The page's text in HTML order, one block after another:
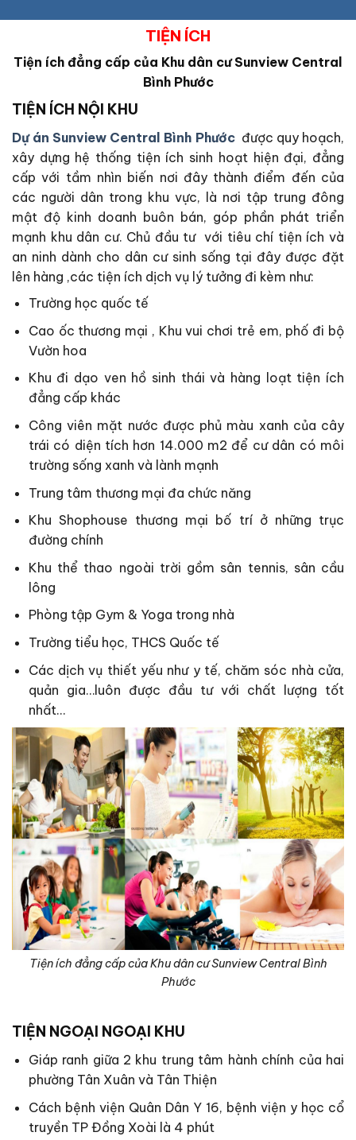
TIỆN ÍCH
Tiện ích đẳng cấp của Khu dân cưSunview Central
Bình Phước
TIỆN ÍCH NỘI KHU
Dự án Sunview Central Bình Phước được quy hoạch,
xây dựng hệ thống tiện ích sinh hoạt hiện đại, đẳng
cấp với tầm nhìn biến nơi đây thành điểm đến của
các người dân trong khu vực, là nơi tập trung đông
mật độ kinh doanh buôn bán, góp phần phát triển
mạnh khu dân cư. Chủ đầu tư với tiêu chí tiện ích và
an ninh dành cho dân cư sinh sống tại đây được đặt
lên hàng ,các tiện ích dịch vụ lý tưởng đi kèm như:
Trường học quốc tế
Cao ốc thương mại , Khu vui chơi trẻ em, phố đi bộ
Vườn hoa
Khu đi dạo ven hồ sinh thái và hàng loạt tiện ích
đẳng cấp khác
Công viên mặt nước được phủ màu xanh của cây
trái có diện tích hơn 14.000 m2 để cư dân có môi
trường sống xanh và lành mạnh
Trung tâm thương mại đa chức năng
Khu Shophouse thương mại bố trí ở những trục
đường chính
Khu thể thao ngoài trời gồm sân tennis, sân cầu
lông
Phòng tập Gym & Yoga trong nhà
Trường tiểu học, THCS Quốc tế
Các dịch vụ thiết yếu như y tế, chăm sóc nhà cửa,
quản gia…luôn được đầu tư với chất lượng tốt
nhất…
Tiện ích đẳng cấp của Khu dân cư Sunview Central Bình
Phước
TIỆN NGOẠI NGOẠI KHU
Giáp ranh giữa 2 khu trung tâm hành chính của hai
phường Tân Xuân và Tân Thiện
Cách bệnh viện Quân Dân Y 16, bệnh viện y học cổ
truyền TP Đồng Xoài là 4 phút